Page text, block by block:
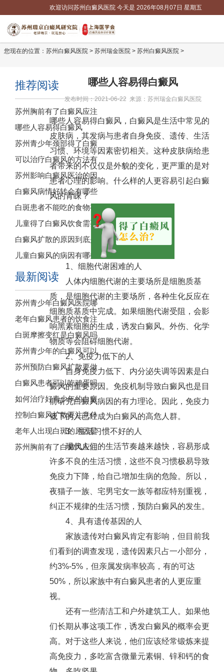
欢迎访问苏州白癜风医院 今天是 2026年08月07日 星期五
您现在的位置： 苏州白癜风医院 > 苏州瑞金医院 > 苏州白癜风医院 >
推荐阅读
苏州胸前有了白癜风应注
哪些人容易得白癜风
苏州青少年颈部得了白癜
可以治疗白癜风的方法有
苏州影响白癜风医治的因
白癜风病情好转会有哪些
白斑患者不能吃的食物有
儿童得了白癜风饮食需要
白癜风扩散的原因到底是
儿童白癜风的病因有哪些
最新阅读
苏州青少年白癜风医院哪
老年白癜风患者的饮食注
白斑摩擦变红是白癜风吗
苏州青少年的白癜风可以
苏州预防白癜风扩散要做
白癜风患者可以吃鸡蛋吗
如何治疗好青少年的白癜
控制白癜风扩散要注意什
老年人出现白斑的原因是
苏州胸前有了白癜风应注
哪些人容易得白癜风
发布时间：2021-06-22 来源：苏州瑞金白癜风医院
哪些人容易得白癜风，白癜风是生活中常见的
皮肤病，其发病与患者自身免疫、遗传、生活
习惯、环境等因素密切相关。这种皮肤病给患
者带来的不仅仅是外貌的变化，更严重的是对
患者心理的影响。什么样的人更容易引起白癜
风的青睐？
1、细胞代谢困难的人
人体内细胞代谢的主要场所是细胞质基
质，是细胞代谢的主要场所，各种生化反应在
细胞质基质中完成。如果细胞代谢受阻，会影
响黑素细胞的生成，诱发白癜风。外伤、化学
物质等会阻碍细胞代谢。
2、免疫力低下的人
自身免疫力低下、内分泌失调等因素是白
癜风的重要原因。免疫机制导致白癜风也是目
前研究白癜风病因的有力理论。因此，免疫力
低下的人已经成为白癜风的高危人群。
3、生活习惯不好的人
现代人们的生活节奏越来越快，容易形成
许多不良的生活习惯，这些不良习惯极易导致
免疫力下降，给自己增加生病的危险。所以，
夜猫子一族、宅男宅女一族等都应特别重视，
纠正不规律的生活习惯，预防白癜风的发生。
4、具有遗传基因的人
家族遗传对白癜风肯定有影响，但目前我
们看到的调查发现，遗传因素只占一小部分，
约3%-5%，但亲属发病率较高，有的可达
50%，所以家族中有白癜风患者的人更应重
视。
还有一些清洁工和户外建筑工人。如果他
们长期从事这项工作，诱发白癜风的概率会更
高。对于这些人来说，他们应该经常锻炼来提
高免疫力，多吃富含微量元素铜、锌和钙的食